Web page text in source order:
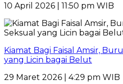
10 April 2026 | 11:50 pm WIB
Kiamat Bagi Faisal Amsir,
yang Licin bagai Belut
29 Maret 2026 | 4:29 pm WIB